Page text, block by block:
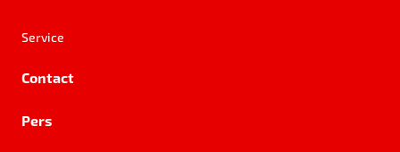
Service
Contact
Pers